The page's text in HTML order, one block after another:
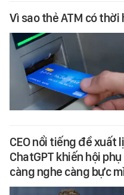
Vì sao thẻ ATM có thời
CEO nổi tiếng đề xuất
ChatGPT khiến hội
càng nghe càng bực